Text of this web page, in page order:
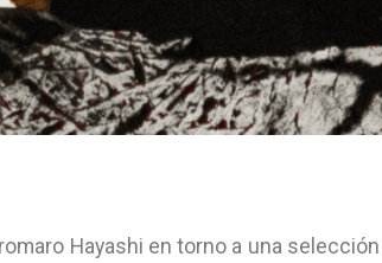
Hayashi en torno a una